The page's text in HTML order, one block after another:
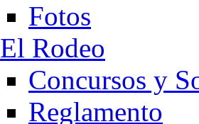
Fotos
El Rodeo
Concursos y
Reglamento